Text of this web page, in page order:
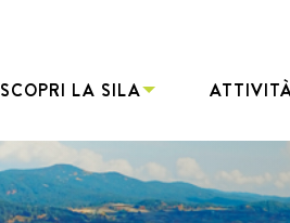
SCOPRI LA SILA